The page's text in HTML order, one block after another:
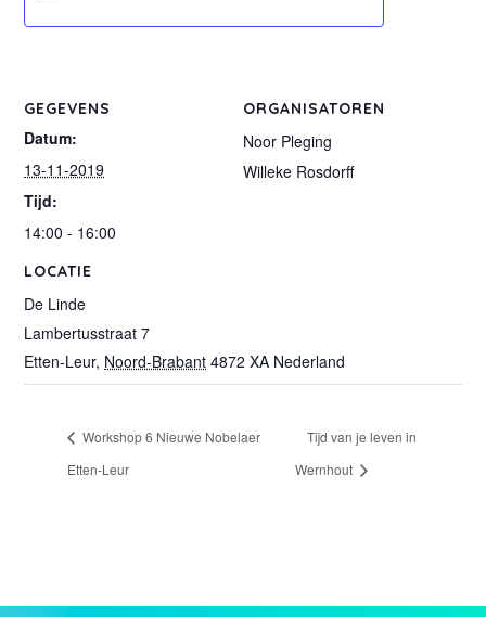
GEGEVENS
Datum:
13-11-2019
Tijd:
14:00 - 16:00
LOCATIE
De Linde
Lambertusstraat 7
Etten-Leur, Noord-Brabant 4872 XA Nederland
ORGANISATOREN
Noor Pleging
Willeke Rosdorff
Workshop 6 Nieuwe Nobelaer
Etten-Leur
Tijd van je leven in
Wernhout